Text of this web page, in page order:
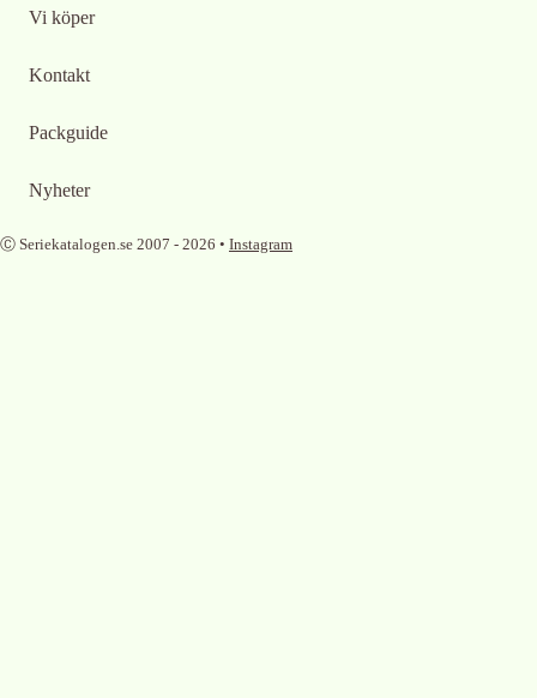
Vi köper
Kontakt
Packguide
Nyheter
Ⓒ Seriekatalogen.se 2007 - 2026 • Instagram